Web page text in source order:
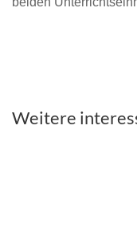
Weitere